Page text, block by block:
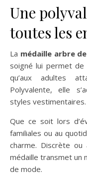
Une
toutes les
La médaille arbre
soigné lui permet de
qu’aux adultes
Polyvalente, elle
styles vestimentaires.
Que ce soit lors
familiales ou au
charme. Discrète ou
médaille transmet un
de mode.